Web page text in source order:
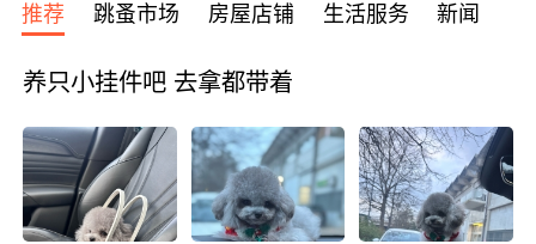
宾馆 108欧/天起
全程756欧/位
欧/天起 ~包拼房
每周铁发！
推荐 跳蚤市场 房屋店铺 生活服务 新闻
养只小挂件吧 去拿都带着